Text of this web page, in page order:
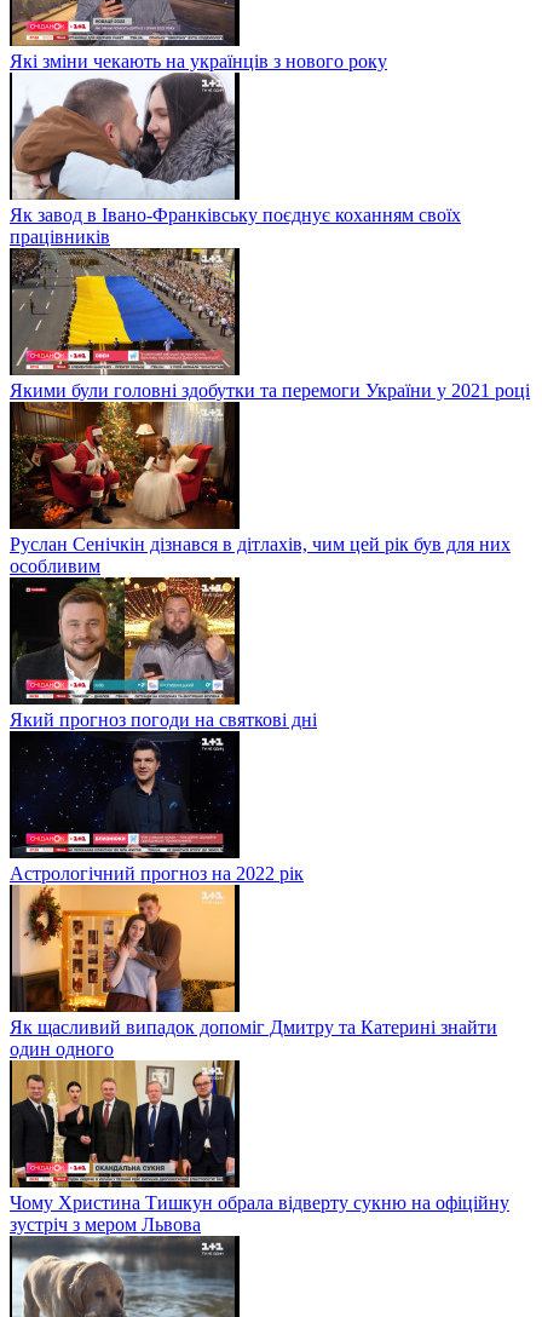
Які зміни чекають на українців з нового року
Як завод в Івано-Франківську поєднує коханням своїх
працівників
Якими були головні здобутки та перемоги України у 2021 році
Руслан Сенічкін дізнався в дітлахів, чим цей рік був для них
особливим
Який прогноз погоди на святкові дні
Астрологічний прогноз на 2022 рік
Як щасливий випадок допоміг Дмитру та Катерині знайти
один одного
Чому Христина Тишкун обрала відверту сукню на офіційну
зустріч з мером Львова